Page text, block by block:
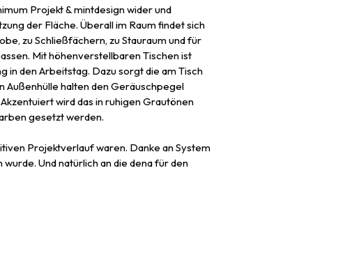
Projekt & mintdesign wider und
der Fläche. Überall im Raum findet sich
zu Schließfächern, zu Stauraum und für
Mit höhenverstellbaren Tischen ist
in den Arbeitstag. Dazu sorgt die am Tisch
halten den Geräuschpegel
wird das in ruhigen Grautönen
gesetzt werden.
Projektverlauf waren. Danke an System
Und natürlich an die dena für den